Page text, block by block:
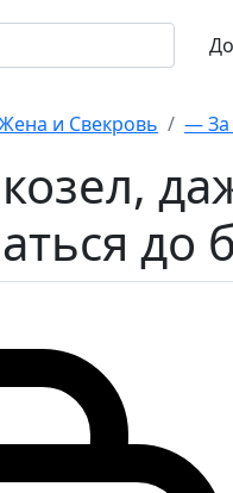
и Свекровь — За
до